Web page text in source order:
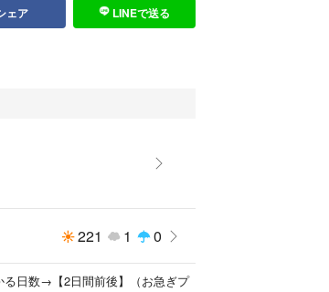
ます。
なる場合があります。ご理解いた
、配送に何日かかるかはお伝え出
ェア LINEで送る
221 1 0
る日数→【2日間前後】（お急ぎプ